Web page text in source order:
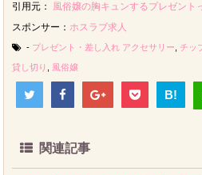
引用元：
風俗嬢の胸キュンするプレゼント
スポンサー：ホスラブ求人
- プレゼント・差し入れ アクセサリー チッ
貸し切り 風俗嬢
B!
関連記事